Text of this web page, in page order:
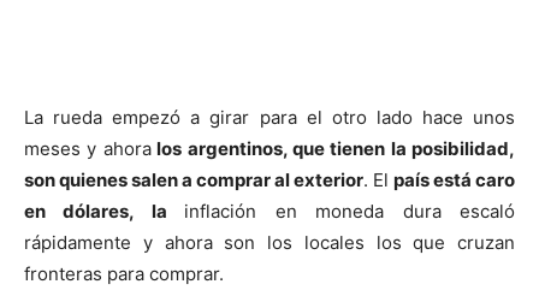
La rueda empezó a girar para el otro lado hace unos
meses y ahoralos argentinos, que tienen la posibilidad,
son quienes salen a comprar al exterior. El país está caro
en dólares, la inflación en moneda dura escaló
rápidamente y ahora son los locales los que cruzan
fronteras para comprar.